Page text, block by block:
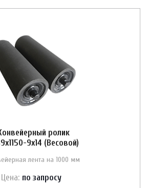
ролик
9х14 (Весовой)
лента на 1000 мм
Цена: по запросу